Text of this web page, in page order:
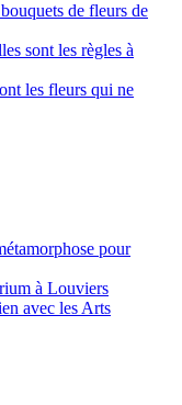
de fleurs de
sont les règles à
les fleurs qui ne
pour
à Louviers
avec les Arts